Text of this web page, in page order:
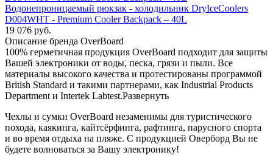
Водонепроницаемый рюкзак - холодильник DryIceCoolers
D004WHT - Premium Cooler Backpack – 40L
19 076 руб.
Описание бренда OverBoard
100% герметичная продукция OverBoard подходит для защиты
Вашей электроники от воды, песка, грязи и пыли. Все
материалы высокого качества и протестированы программой
British Standard и такими партнерами, как Industrial Products
Department и Intertek Labtest.Развернуть
Чехлы и сумки OverBoard незаменимы для туристического
похода, каякинга, кайтсёрфинга, рафтинга, парусного спорта
и во время отдыха на пляже. С продукцией Оверборд Вы не
будете волноваться за Вашу электронику!